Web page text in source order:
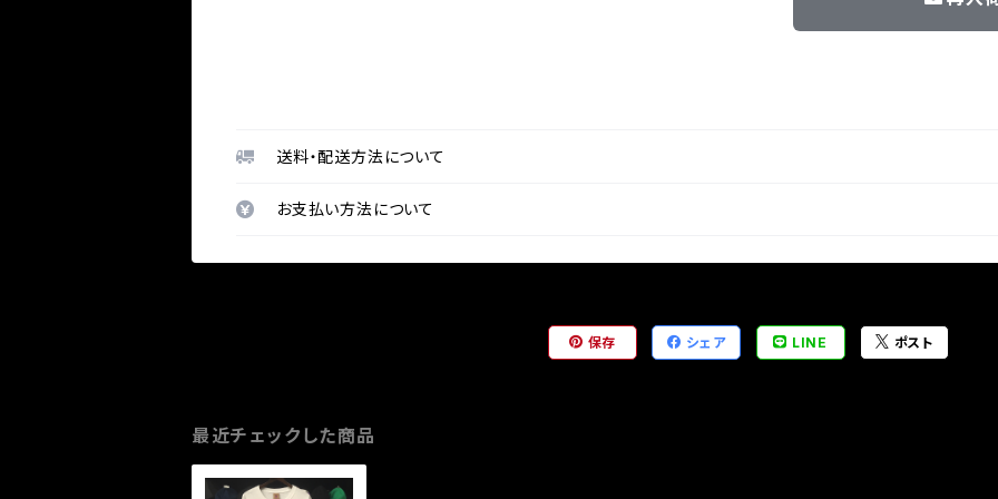
送料・配送方法について
お支払い方法について
保存 シェア LINE ポスト
最近チェックした商品